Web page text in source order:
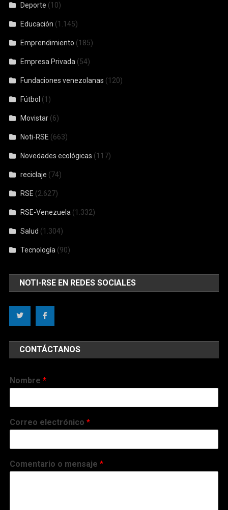
Deporte (10)
Educación (1.145)
Emprendimiento (185)
Empresa Privada (54)
Fundaciones venezolanas (120)
Fútbol (1)
Movistar (6)
Noti-RSE (663)
Novedades ecológicas (117)
reciclaje (74)
RSE (2.627)
RSE-Venezuela (1.332)
Salud (1.304)
Tecnología (90)
NOTI-RSE EN REDES SOCIALES
CONTÁCTANOS
Nombre*
Correo electrónico*
Comentario o mensaje*